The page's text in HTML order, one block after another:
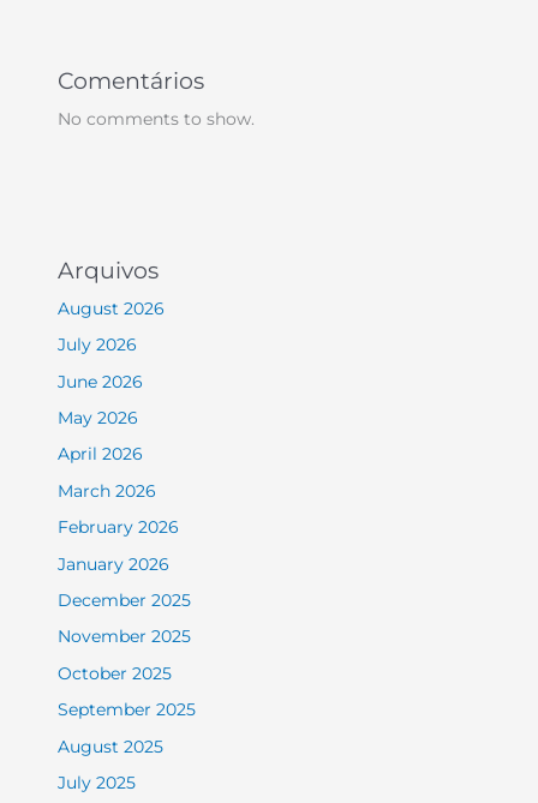
Comentários
No comments to show.
Arquivos
August 2026
July 2026
June 2026
May 2026
April 2026
March 2026
February 2026
January 2026
December 2025
November 2025
October 2025
September 2025
August 2025
July 2025